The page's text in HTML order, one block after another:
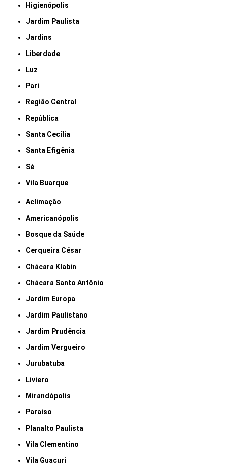
Higienópolis
Jardim Paulista
Jardins
Liberdade
Luz
Pari
Região Central
República
Santa Cecília
Santa Efigênia
Sé
Vila Buarque
Aclimação
Americanópolis
Bosque da Saúde
Cerqueira César
Chácara Klabin
Chácara Santo Antônio
Jardim Europa
Jardim Paulistano
Jardim Prudência
Jardim Vergueiro
Jurubatuba
Liviero
Mirandópolis
Paraiso
Planalto Paulista
Vila Clementino
Vila Guacuri